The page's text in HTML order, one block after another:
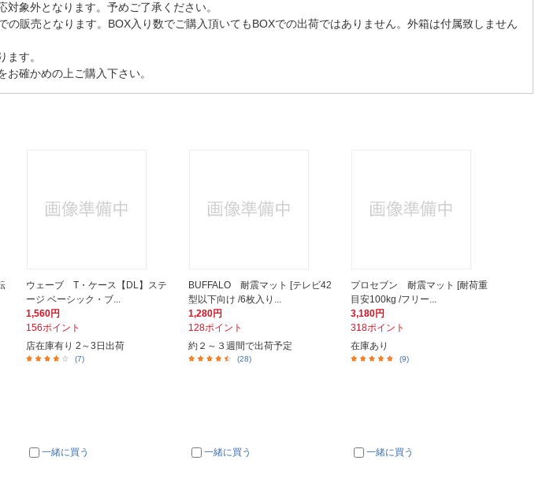
象外となります。予めご了承ください。
販売となります。BOX入り数でご購入頂いてもBOXでの出荷ではありません。外箱は付属致しません
す。
確かめの上ご購入下さい。
ウェーブ T・ケース【DL】ステ
ージ ベーシック・ブ...
1,560円
156ポイント
店在庫有り 2～3日出荷
(7)
一緒に買う
BUFFALO 耐震マット [テレビ42
型以下向け /6枚入り...
1,280円
128ポイント
約２～３週間で出荷予定
(28)
一緒に買う
プロセブン 耐震マット [耐荷重
目安100kg /フリー...
3,180円
318ポイント
在庫あり
(9)
一緒に買う